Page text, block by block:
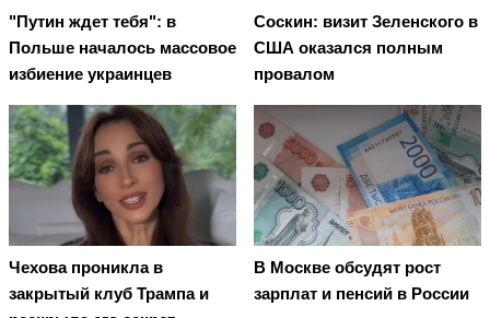
"Путин ждет тебя": в
Польше началось массовое
избиение украинцев
Соскин: визит Зеленского в
США оказался полным
провалом
Чехова проникла в
закрытый клуб Трампа и
В Москве обсудят рост
зарплат и пенсий в России